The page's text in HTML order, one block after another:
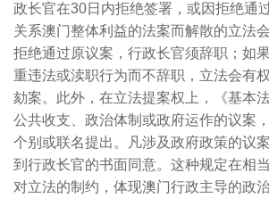
政长官在30日内拒绝签署，或因拒绝通
关系澳门整体利益的法案而解散的立法
拒绝通过原议案，行政长官须辞职；如
重违法或渎职行为而不辞职，立法会有
劾案。此外，在立法提案权上，《基本
公共收支、政治体制或政府运作的议案
个别或联名提出。凡涉及政府政策的议
到行政长官的书面同意。这种规定在相
对立法的制约，体现澳门行政主导的政治